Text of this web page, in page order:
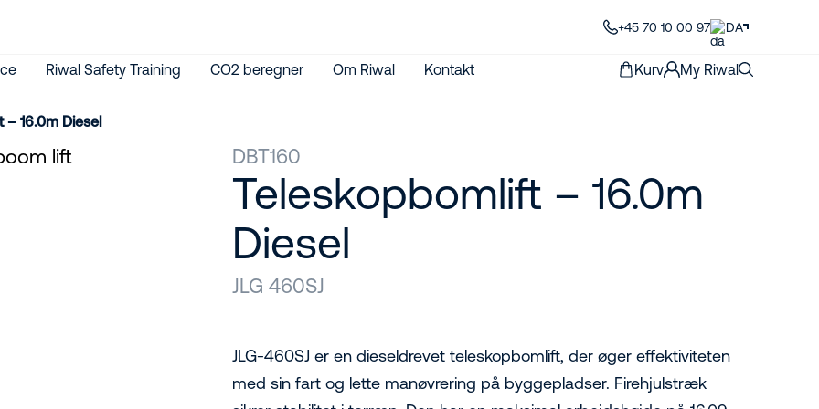
+45 70 10 00 97 DA
Riwal Safety Training CO2 beregner Om Riwal Kontakt Kurv My Riwal
– 16.0m Diesel
DBT160
Teleskopbomlift – 16.0m
Diesel
JLG 460SJ
JLG-460SJ er en dieseldrevet teleskopbomlift, der øger effektiviteten
med sin fart og lette manøvrering på byggepladser. Firehjulstræk